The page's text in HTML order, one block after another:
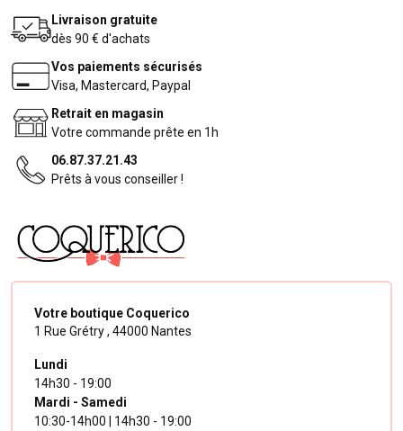
Livraison gratuite
dès 90 € d'achats
Vos paiements sécurisés
Visa, Mastercard, Paypal
Retrait en magasin
Votre commande prête en 1h
06.87.37.21.43
Prêts à vous conseiller !
Votre boutique Coquerico
1 Rue Grétry , 44000 Nantes
Lundi
14h30 - 19:00
Mardi - Samedi
10:30-14h00 | 14h30 - 19:00